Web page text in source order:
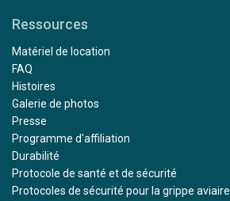
Ressources
Matériel de location
FAQ
Histoires
Galerie de photos
Presse
Programme d'affiliation
Durabilité
Protocole de santé et de sécurité
Protocoles de sécurité pour la grippe aviaire